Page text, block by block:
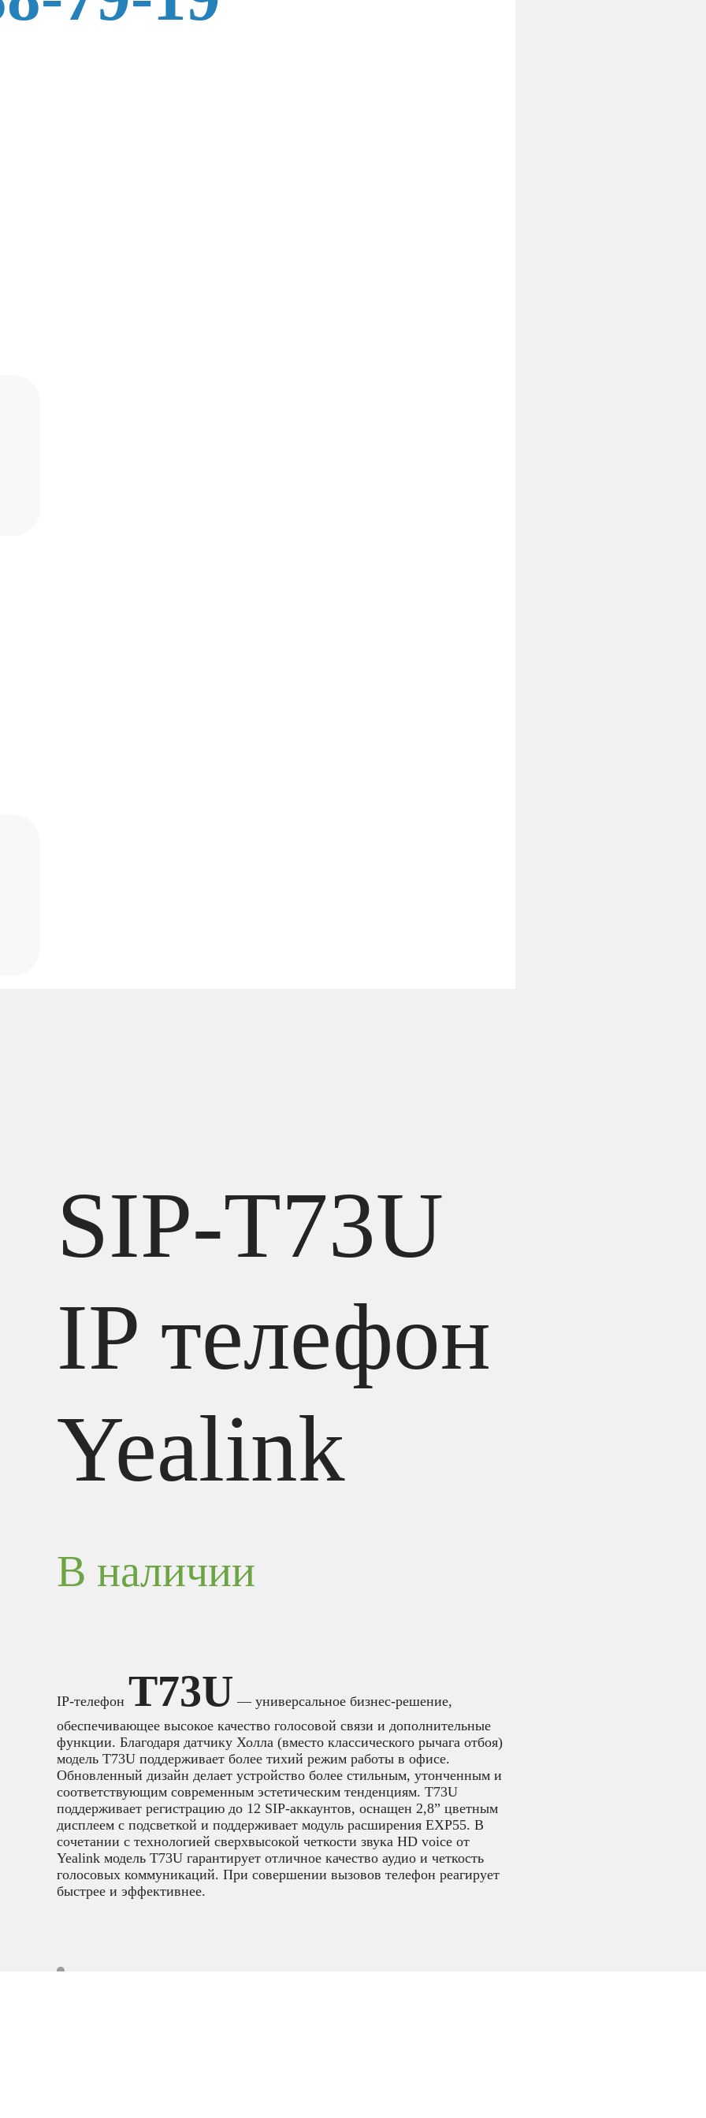
SIP-T73U
IP телефон
Yealink
В наличии
IP-телефон T73U — универсальное бизнес-решение,
обеспечивающее высокое качество голосовой связи и дополнительные
функции. Благодаря датчику Холла (вместо классического рычага отбоя)
модель T73U поддерживает более тихий режим работы в офисе.
Обновленный дизайн делает устройство более стильным, утонченным и
соответствующим современным эстетическим тенденциям. T73U
поддерживает регистрацию до 12 SIP-аккаунтов, оснащен 2,8” цветным
дисплеем с подсветкой и поддерживает модуль расширения EXP55. В
сочетании с технологией сверхвысокой четкости звука HD voice от
Yealink модель T73U гарантирует отличное качество аудио и четкость
голосовых коммуникаций. При совершении вызовов телефон реагирует
быстрее и эффективнее.